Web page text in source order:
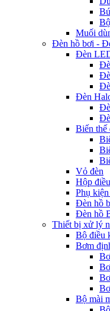
Muối
Đèn hồ bơi -
Đèn
Đèn
Biến thế
Vỏ đèn
Hộp
Phụ
Đèn hồ
Đèn hồ
Thiết bị xử lý
Bộ điều
Bơm
Bộ mài